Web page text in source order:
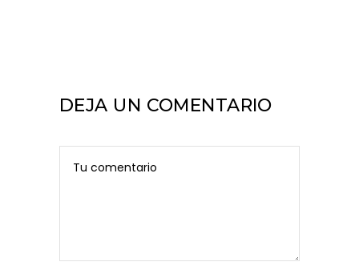
DEJA UN COMENTARIO